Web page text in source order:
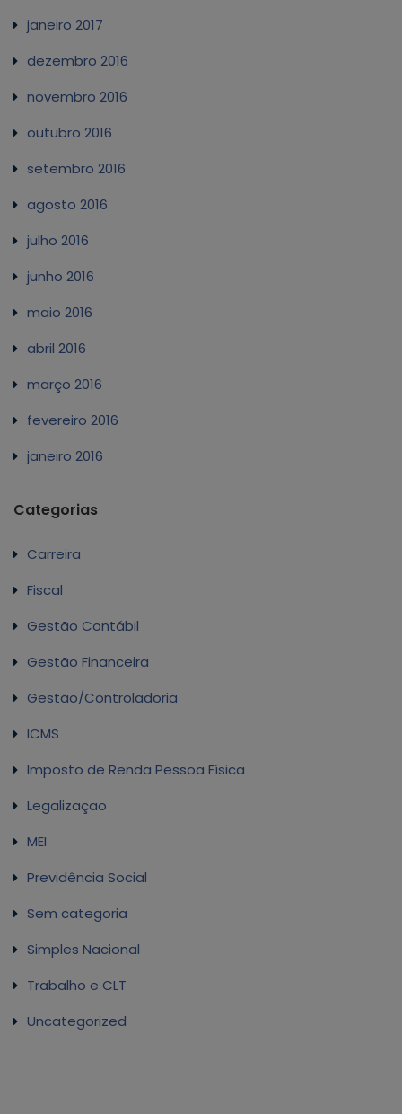
janeiro 2017
dezembro 2016
novembro 2016
outubro 2016
setembro 2016
agosto 2016
julho 2016
junho 2016
maio 2016
abril 2016
março 2016
fevereiro 2016
janeiro 2016
Categorias
Carreira
Fiscal
Gestão Contábil
Gestão Financeira
Gestão/Controladoria
ICMS
Imposto de Renda Pessoa Física
Legalizaçao
MEI
Previdência Social
Sem categoria
Simples Nacional
Trabalho e CLT
Uncategorized